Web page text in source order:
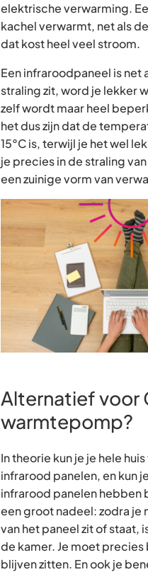
elektrische verwarming.
kachel verwarmt, net als
dat kost heel veel stroom.
Een infraroodpaneel is net
straling zit, word je lekker
zelf wordt maar heel
het dus zijn dat de
15°C is, terwijl je het wel
je precies in de straling
een zuinige vorm van
Alternatief voor
warmtepomp?
In theorie kun je je hele
infrarood panelen, en kun
infrarood panelen hebben
een groot nadeel: zodra je
van het paneel zit of staat,
de kamer. Je moet
blijven zitten. En ook je